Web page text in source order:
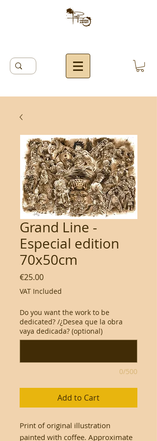
Grand Line -
Especial edition
70x50cm
€25.00Price
VAT Included
Do you want the work to be
dedicated? /¿Desea que la obra
vaya dedicada? (optional)
0/500
Add to Cart
Print of original illustration
painted with coffee. Approximate